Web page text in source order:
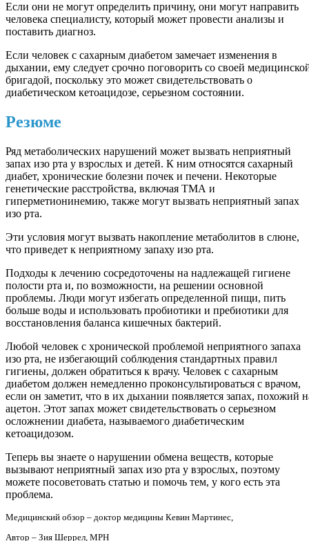
Если они не могут определить причину, они могут направить
человека специалисту, который может провести анализы и
поставить диагноз.
Если человек с сахарным диабетом замечает изменения в
дыхании, ему следует срочно поговорить со своей
бригадой, поскольку это может свидетельствовать о
диабетическом кетоацидозе, серьезном состоянии.
Резюме
Ряд метаболических нарушений может вызвать неприятный
запах изо рта у взрослых и детей. К ним относятся сахарный
диабет, хронические болезни почек и печени. Некоторые
генетические расстройства, включая ТМА и
гиперметионинемию, также могут вызвать неприятный запах
изо рта.
Эти условия могут вызвать накопление метаболитов в слюне,
что приведет к неприятному запаху изо рта.
Подходы к лечению сосредоточены на надлежащей гигиене
полости рта и, по возможности, на решении основной
проблемы. Люди могут избегать определенной пищи, пить
больше воды и использовать пробиотики и пребиотики для
восстановления баланса кишечных бактерий.
Любой человек с хронической проблемой неприятного запаха
изо рта, не избегающий соблюдения стандартных правил
гигиены, должен обратиться к врачу. Человек с сахарным
диабетом должен немедленно проконсультироваться с врачом,
если он заметит, что в их дыхании появляется запах, похожий
ацетон. Этот запах может свидетельствовать о серьезном
осложнении диабета, называемого диабетическим
кетоацидозом.
Теперь вы знаете о нарушении обмена веществ, которые
вызывают неприятный запах изо рта у взрослых, поэтому
можете посоветовать статью и помочь тем, у кого есть эта
проблема.
Медицинский обзор – доктор медицины Кевин Мартинес,
Автор – Зия Шеррел, MPH